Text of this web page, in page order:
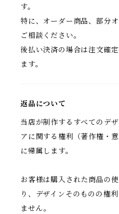
す。
特に、オーダー商品、部分
ご相談ください。
後払い決済の場合は注文確
ます。
返品について
当店が制作するすべてのデ
アに関する権利（著作権・
に帰属します。
お客様は購入された商品の
り、デザインそのものの権
ません。